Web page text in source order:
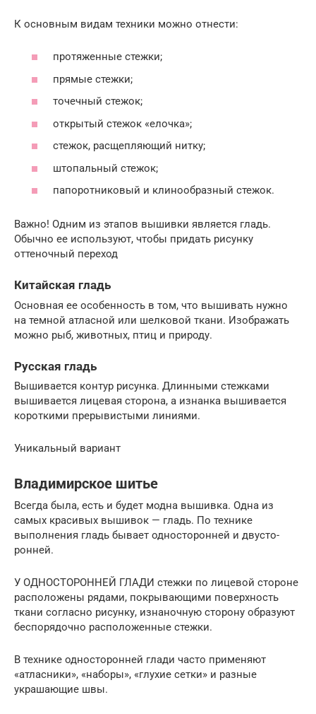
К основным видам техники можно отнести:
протяженные стежки;
прямые стежки;
точечный стежок;
открытый стежок «елочка»;
стежок, расщепляющий нитку;
штопальный стежок;
папоротниковый и клинообразный стежок.
Важно! Одним из этапов вышивки является гладь.
Обычно ее используют, чтобы придать рисунку
оттеночный переход
Китайская гладь
Основная ее особенность в том, что вышивать нужно
на темной атласной или шелковой ткани. Изображать
можно рыб, животных, птиц и природу.
Русская гладь
Вышивается контур рисунка. Длинными стежками
вышивается лицевая сторона, а изнанка вышивается
короткими прерывистыми линиями.
Уникальный вариант
Владимирское шитье
Всегда была, есть и будет модна вышивка. Одна из
самых красивых вышивок — гладь. По технике
выполнения гладь бывает односторонней и двусто­
ронней.
У ОДНОСТОРОННЕЙ ГЛАДИ стежки по лицевой стороне
расположены рядами, покры­вающими поверхность
ткани согласно рисунку, изнаноч­ную сторону образуют
бес­порядочно расположенные стежки.
В технике односторонней глади часто применяют
«атласники», «наборы», «глухие сетки» и разные
украшающие швы.